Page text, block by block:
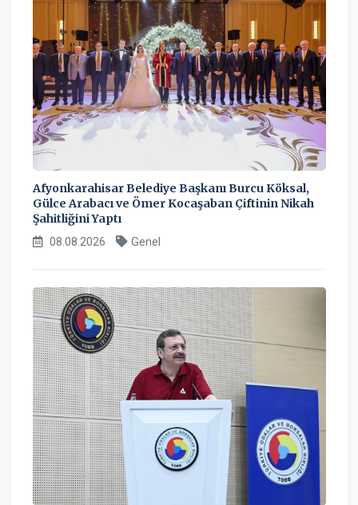
Afyonkarahisar Belediye Başkanı Burcu Köksal,
Gülce Arabacı ve Ömer Kocaşaban Çiftinin Nikah
Şahitliğini Yaptı
08.08.2026 Genel